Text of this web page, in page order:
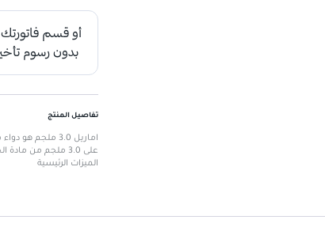
تفاصيل المنتج
اماريل 3.0
على 3.0 ملجم من مادة الجليمابيريد الفعالة، مما يجعله خيارًا مثاليًا لتحسين السيطرة على مستويات الجلوكوز.
الميزات الرئيسية
يحتوي على 30 قرصًا: يكفي للاستخدام الشهري.